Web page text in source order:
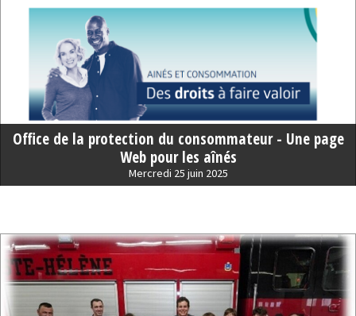
Office de la protection du consommateur - Une page
Web pour les aînés
Mercredi 25 juin 2025